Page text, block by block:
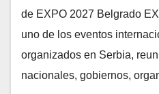
de EXPO 2027 Belgrado
uno de los eventos
organizados en Serbia,
nacionales, gobiernos,